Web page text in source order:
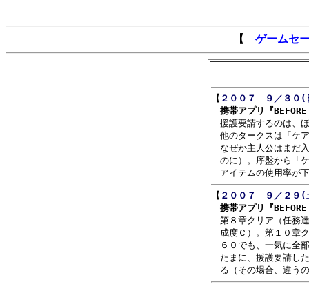
【 ゲームセ
【 ２００７　９／３０
携帯アプリ『
援護要請するのは、
他のタークスは「ケ
なぜか主人公はまだ
のに）。序盤から「
【 ２００７　９／２９
携帯アプリ『
第８章クリア（任務
成度Ｃ）。第１０章
６０でも、一気に全
たまに、援護要請し